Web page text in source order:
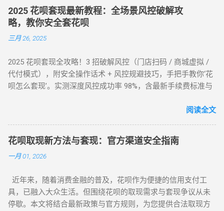
2025 花呗套现最新教程：全场景风控破解攻
略，教你安全套花呗
三月 26, 2025
2025 花呗套现全攻略！3 招破解风控（门店扫码 / 商城虚拟 /
代付模式），附安全操作话术 + 风控规避技巧，手把手教你‘花
呗怎么套现’。实测深度风控成功率 98%，含最新手续费标准与
教程：全场景风控破解攻略，教你安全套花呗 在移动支付普
成为用户关注的焦点。本文将针对不同风控等级的花呗账户，
提供系统性的套现解决方案，帮助用户在合规前提下实现额度
变现。如果你正在搜索 “花呗怎么套现” 或 “花呗套现教程”，本
呗：门店扫码套现法，秒到账的快捷操作 对于未触发风控的花
呗账户，最直接的套现方式是通过实体门店完成。 操作步骤如
下： 寻找支持花呗的实体商家 ：如便利店、餐饮店等，确认其
阅读全文
花呗取现新方法与套现：官方渠道安全指南
一月 01, 2026
近年来，随着消费金融的普及，花呗作为便捷的信用支付工
具，已融入大众生活。但围绕花呗的取现需求与套现争议从未
停歇。本文将结合最新政策与官方规则，为您提供合法取现方